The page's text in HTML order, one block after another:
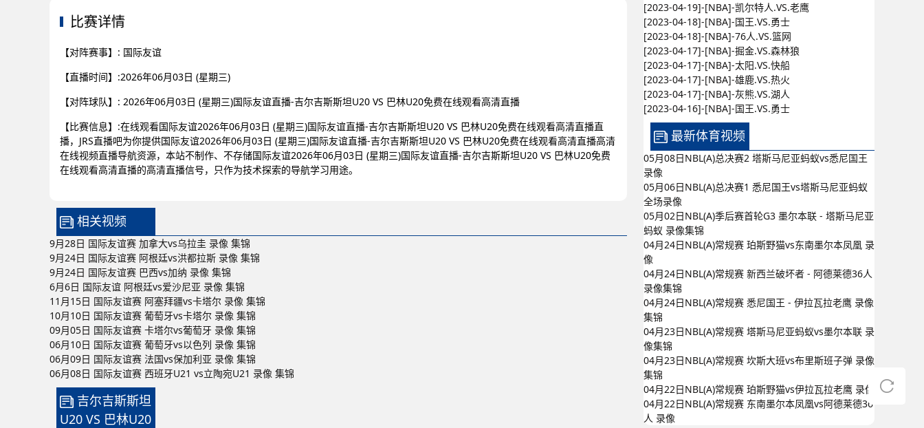
比赛详情
【对阵赛事】: 国际友谊
【直播时间】:2026年06月03日 (星期三)
【对阵球队】: 2026年06月03日 (星期三)国际友谊直播-吉尔吉斯斯坦U20 VS 巴林U20免费在线观看高清直播
【比赛信息】:在线观看国际友谊2026年06月03日 (星期三)国际友谊直播-吉尔吉斯斯坦U20 VS 巴林U20免费在线观看高清直播直
播，JRS直播吧为你提供国际友谊2026年06月03日 (星期三)国际友谊直播-吉尔吉斯斯坦U20 VS 巴林U20免费在线观看高清直播高清
在线视频直播导航资源，本站不制作、不存储国际友谊2026年06月03日 (星期三)国际友谊直播-吉尔吉斯斯坦U20 VS 巴林U20免费
在线观看高清直播的高清直播信号，只作为技术探索的导航学习用途。
相关视频
9月28日 国际友谊赛 加拿大vs乌拉圭 录像 集锦
9月24日 国际友谊赛 阿根廷vs洪都拉斯 录像 集锦
9月24日 国际友谊赛 巴西vs加纳 录像 集锦
6月6日 国际友谊 阿根廷vs爱沙尼亚 录像 集锦
11月15日 国际友谊赛 阿塞拜疆vs卡塔尔 录像 集锦
10月10日 国际友谊赛 葡萄牙vs卡塔尔 录像 集锦
09月05日 国际友谊赛 卡塔尔vs葡萄牙 录像 集锦
06月10日 国际友谊赛 葡萄牙vs以色列 录像 集锦
06月09日 国际友谊赛 法国vs保加利亚 录像 集锦
06月08日 国际友谊赛 西班牙U21 vs立陶宛U21 录像 集锦
吉尔吉斯斯坦
U20 VS 巴林U20
[2023-04-19]-[NBA]-凯尔特人.VS.老鹰
[2023-04-18]-[NBA]-国王.VS.勇士
[2023-04-18]-[NBA]-76人.VS.篮网
[2023-04-17]-[NBA]-掘金.VS.森林狼
[2023-04-17]-[NBA]-太阳.VS.快船
[2023-04-17]-[NBA]-雄鹿.VS.热火
[2023-04-17]-[NBA]-灰熊.VS.湖人
[2023-04-16]-[NBA]-国王.VS.勇士
最新体育视频
05月08日NBL(A)总决赛2 塔斯马尼亚蚂蚁vs悉尼国王
录像
05月06日NBL(A)总决赛1 悉尼国王vs塔斯马尼亚蚂蚁
全场录像
05月02日NBL(A)季后赛首轮G3 墨尔本联 - 塔斯马尼亚
蚂蚁 录像集锦
04月24日NBL(A)常规赛 珀斯野猫vs东南墨尔本凤凰 录
像
04月24日NBL(A)常规赛 新西兰破坏者 - 阿德莱德36人
录像集锦
04月24日NBL(A)常规赛 悉尼国王 - 伊拉瓦拉老鹰 录像
集锦
04月23日NBL(A)常规赛 塔斯马尼亚蚂蚁vs墨尔本联 录
像集锦
04月23日NBL(A)常规赛 坎斯大班vs布里斯班子弹 录像
集锦
04月22日NBL(A)常规赛 珀斯野猫vs伊拉瓦拉老鹰 录像
04月22日NBL(A)常规赛 东南墨尔本凤凰vs阿德莱德36
人 录像